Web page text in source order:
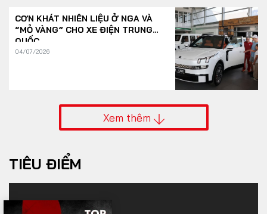
CƠN KHÁT NHIÊN LIỆU Ở NGA VÀ
“MỎ VÀNG” CHO XE ĐIỆN TRUNG
QUỐC
04/07/2026
Xem thêm
TIÊU ĐIỂM